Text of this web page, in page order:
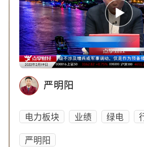
严明阳
电力板块 业绩 绿电
严明阳